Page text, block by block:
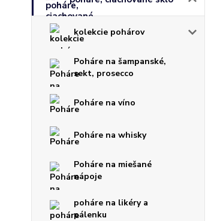
kolekcie pohárov
Poháre na šampanské,
sekt, prosecco
Poháre na víno
Poháre na whisky
Poháre na miešané
nápoje
poháre na likéry a
pálenku